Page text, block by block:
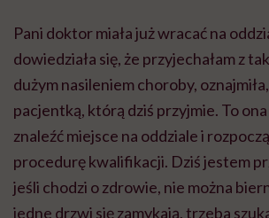
Pani doktor miała już wracać na
dowiedziała się, że przyjechałam z
dużym nasileniem choroby,
pacjentką, którą dziś przyjmie. To ona
znaleźć miejsce na oddziale i
procedurę kwalifikacji. Dziś jestem
jeśli chodzi o zdrowie, nie można
jedne drzwi się zamykają, trzeba